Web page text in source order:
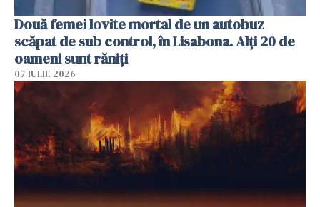
Două femei lovite mortal de un autobuz
scăpat de sub control, în Lisabona. Alți 20 de
oameni sunt răniți
07 IULIE 2026